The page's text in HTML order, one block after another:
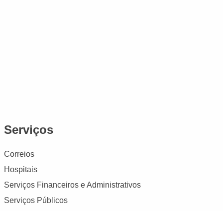
Serviços
Correios
Hospitais
Serviços Financeiros e Administrativos
Serviços Públicos